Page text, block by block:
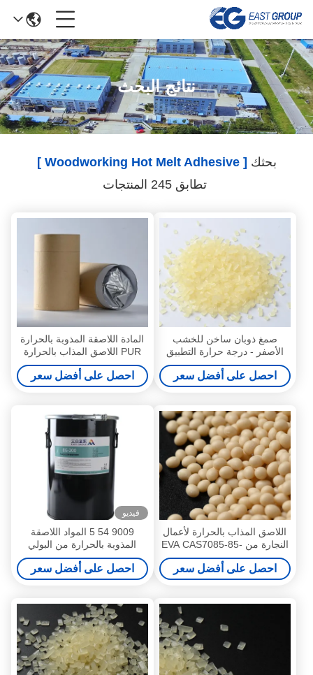
نتائج البحث
بحثك [ Woodworking Hot Melt Adhesive ]
تطابق 245 المنتجات
صمغ ذوبان ساخن للخشب
الأصفر - درجة حرارة التطبيق
130-160C
احصل على أفضل سعر
المادة اللاصقة المذوبة بالحرارة
PUR اللاصق المذاب بالحرارة
PUR 9009-54-5
احصل على أفضل سعر
اللاصق المذاب بالحرارة لأعمال
النجارة من EVA CAS7085-85-
0
احصل على أفضل سعر
فيديو
9009 54 5 المواد اللاصقة
المذوبة بالحرارة من البولي
يوريثين التفاعلي لأعمال النجارة
احصل على أفضل سعر